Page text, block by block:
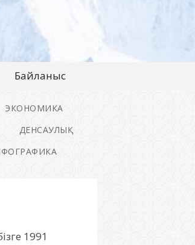
Байланыс
ЭКОНОМИКА
ДЕНСАУЛЫҚ
1991